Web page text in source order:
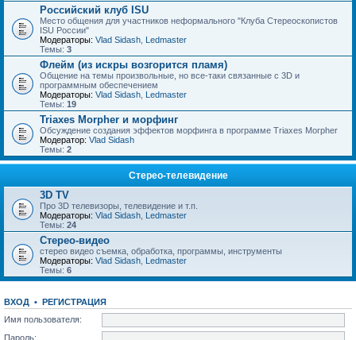
Российский клуб ISU
Место общения для участников неформального "Клуба Стереоскопистов
ISU России"
Модераторы: Vlad Sidash Ledmaster
Темы: 3
Флейм (из искры возгорится пламя)
Общение на темы произвольные, но все-таки связанные с 3D и
программным обеспечением
Модераторы: Vlad Sidash Ledmaster
Темы: 19
Triaxes Morpher и морфинг
Обсуждение создания эффектов морфинга в программе Triaxes Morpher
Модератор: Vlad Sidash
Темы: 2
Стерео-телевидение
3D TV
Про 3D телевизоры, телевидение и т.п.
Модераторы: Vlad Sidash Ledmaster
Темы: 24
Стерео-видео
стерео видео съемка, обработка, программы, инструменты
Модераторы: Vlad Sidash Ledmaster
Темы: 6
ВХОД • РЕГИСТРАЦИЯ
Имя пользователя:
Пароль: